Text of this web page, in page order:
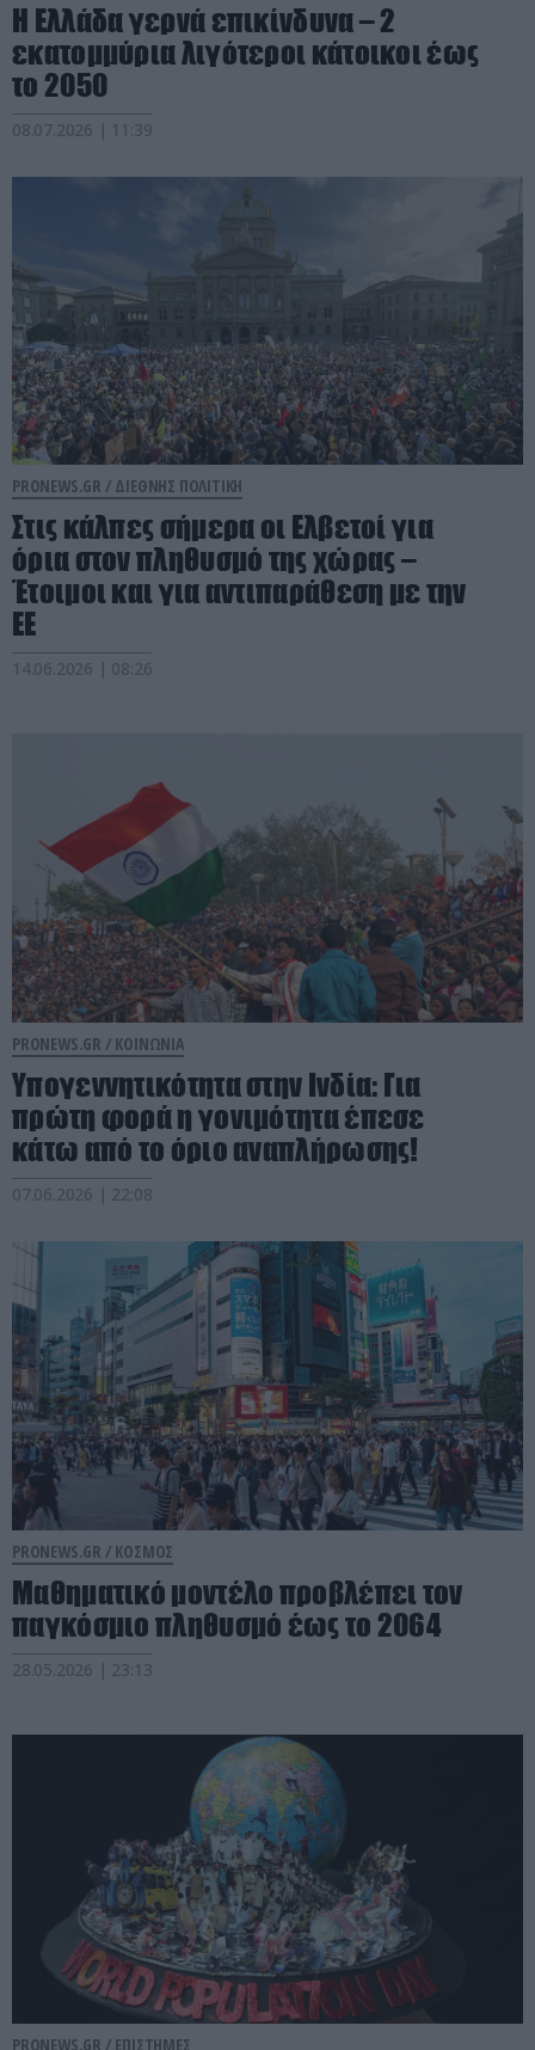
Η Ελλάδα γερνά επικίνδυνα – 2
εκατομμύρια λιγότεροι κάτοικοι έως
το 2050
08.07.2026 | 11:39
PRONEWS.GR / ΔΙΕΘΝΗΣ ΠΟΛΙΤΙΚΗ
Στις κάλπες σήμερα οι Ελβετοί για
όρια στον πληθυσμό της χώρας –
Έτοιμοι και για αντιπαράθεση με την
ΕΕ
14.06.2026 | 08:26
PRONEWS.GR / ΚΟΙΝΩΝΙΑ
Υπογεννητικότητα στην Ινδία: Για
πρώτη φορά η γονιμότητα έπεσε
κάτω από το όριο αναπλήρωσης!
07.06.2026 | 22:08
PRONEWS.GR / ΚΟΣΜΟΣ
Μαθηματικό μοντέλο προβλέπει τον
παγκόσμιο πληθυσμό έως το 2064
28.05.2026 | 23:13
PRONEWS.GR / ΕΠΙΣΤΗΜΕΣ